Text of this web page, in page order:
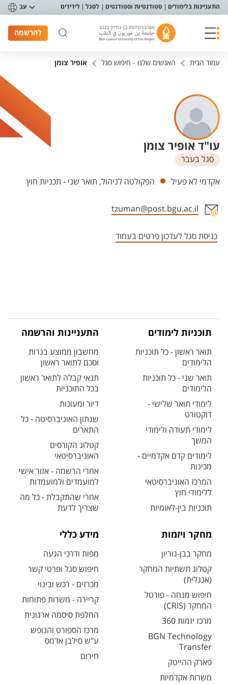
תפריט נגישות
התעניינות בלימודים סטודנטיות וסטודנטים לסגל לידידים עב
להרשמה
עמוד הבית האנשים שלנו - חיפוש סגל אופיר צומן
עו"ד אופיר צומן
סגל בעבר
יחידות
אקדמי לא פעיל הפקולטה לניהול, תואר שני - תכניות חוץ
tzuman@post.bgu.ac.il
כניסת סגל לעדכון פרטים בעמוד
תוכניות לימודים
תואר ראשון - כל תוכניות
הלימודים
תואר שני - כל תוכניות
הלימודים
לימודי תואר שלישי -
דוקטורט
לימודי תעודה ולימודי
המשך
לימודים קדם אקדמיים -
מכינות
המרכז האוניברסיטאי
ללימודי חוץ
תוכניות בין-לאומיות
התעניינות והרשמה
מחשבון ממוצע בגרות
וסכם לתואר ראשון
תנאי קבלה לתואר ראשון
בכל התוכניות
דיור ומעונות
שנתון האוניברסיטה - כל
התארים
קטלוג הקורסים
האוניברסיטאי
אחרי הרשמה - אזור אישי
למועמדים ולמועמדות
אחרי שהתקבלת - כל מה
שצריך לדעת
מחקר ויזמות
מחקר בבן-גוריון
קטלוג תשתיות המחקר
(אנגלית)
חיפוש מנחה - פורטל
המחקר (CRIS)
מרכז יזמות 360
BGN Technology
Transfer
פארק ההייטק
משרות אקדמיות
מידע כללי
מפות ודרכי הגעה
חיפוש סגל ופרטי קשר
מכרזים - רכש ובינוי
קריירה - משרות פתוחות
החלפת סיסמה ארגונית
מרכז הספורט והנופש
ע"ש סילבן אדמס
חירום